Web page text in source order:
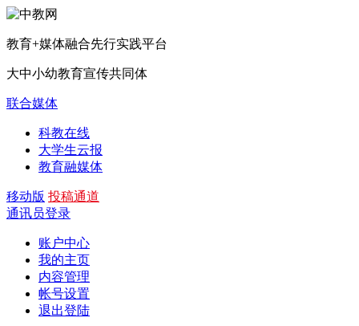
教育+媒体融合先行实践平台
大中小幼教育宣传共同体
联合媒体
科教在线
大学生云报
教育融媒体
移动版 投稿通道
通讯员登录
账户中心
我的主页
内容管理
帐号设置
退出登陆